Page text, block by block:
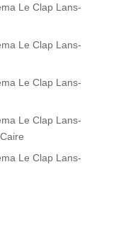
Le Clap Lans-
Le Clap Lans-
Le Clap Lans-
Le Clap Lans-
Le Clap Lans-